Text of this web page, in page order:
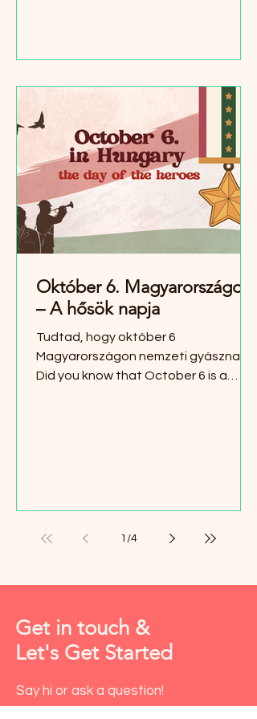
Október 6. Magyarországon
– A hősök napja
Tudtad, hogy október 6
Magyarországon nemzeti gyásznap?
Did you know that October 6 is a
1 /4
Get in touch &
Let's Get Started
Say hi or ask a question!